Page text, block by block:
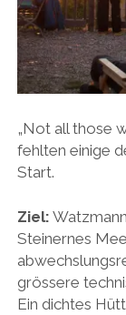
„Not all those
fehlten einige
Start.
Ziel:
Steinernes
grössere
Ein dichtes